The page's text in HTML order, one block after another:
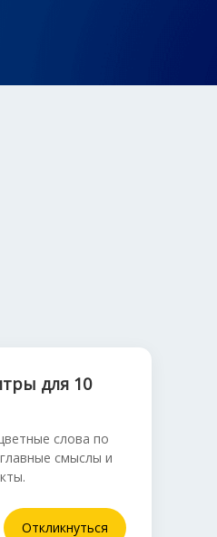
для 10
слова по
смыслы и
Откликнуться